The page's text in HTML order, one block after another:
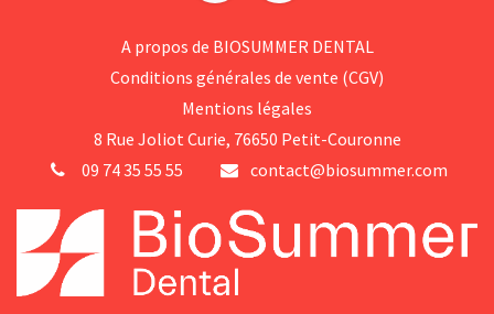
A p​ropos de BIOSUMMER DENTAL
Conditions générales d​e vente (CGV)
Mentions légales
8 Rue Jol​iot Curie, 76650 Petit-Couronne
09 74 35 55 55
contact@biosummer.com